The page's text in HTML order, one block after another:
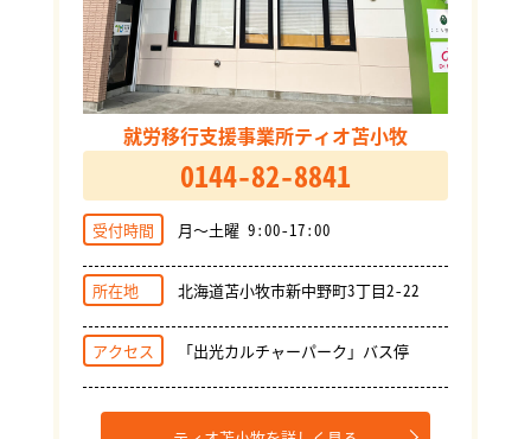
就労移行支援事業所ティオ苫小牧
0144-82-8841
受付時間 月～土曜 9:00-17:00
所在地 北海道苫小牧市新中野町3丁目2-22
アクセス 「出光カルチャーパーク」バス停